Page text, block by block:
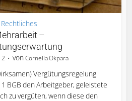
Rechtliches
–
vonCornelia Okpara
Vergütungsregelung
BGB den Arbeitgeber, geleistete
zu vergüten, wenn diese den